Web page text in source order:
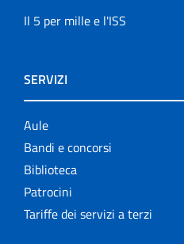
Il 5 per mille e l'ISS
SERVIZI
Aule
Bandi e concorsi
Biblioteca
Patrocini
Tariffe dei servizi a terzi